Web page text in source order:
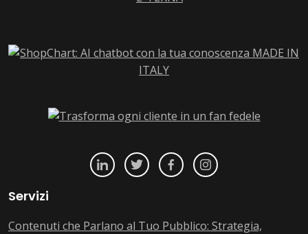
Servizi
Contenuti che Parlano al Tuo Pubblico: Strategia,